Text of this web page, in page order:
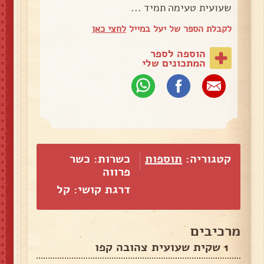
שעועית טעימה תמיד ...
לקבלת הספר של יעל במייללחצי כאן
הוספה לספר
המתכונים שלי
קטגוריה: תוספות
כשרות: כשר
פרווה
דרגת קושי: קל
מרכיבים
1 שקית שעועית צהובה קפו